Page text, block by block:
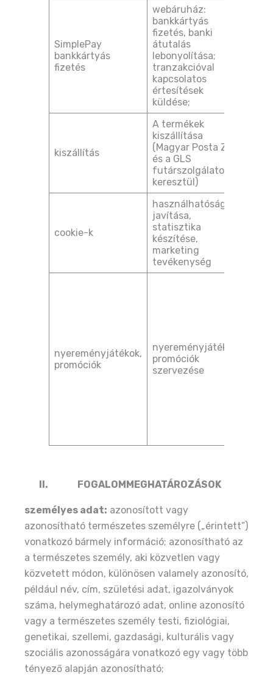
SimplePay
bankkártyás
fizetés
webáruház:
bankkártyás
fizetés, banki
átutalás
lebonyolítása;
tranzakcióval
kapcsolatos
értesítések
küldése;
kiszállítás
A termékek
kiszállítása
(Magyar Posta Zrt.
és a GLS
futárszolgálaton
keresztül)
cookie-k
használhatóság
javítása,
statisztika
készítése,
marketing
tevékenység
nyereményjátékok,
promóciók
nyereményjátékok,
promóciók
szervezése
II. FOGALOMMEGHATÁROZÁSOK
személyes adat: azonosított vagy
azonosítható természetes személyre („érintett”)
vonatkozó bármely információ; azonosítható az
a természetes személy, aki közvetlen vagy
közvetett módon, különösen valamely azonosító,
például név, cím, születési adat, igazolványok
száma, helymeghatározó adat, online azonosító
vagy a természetes személy testi, fiziológiai,
genetikai, szellemi, gazdasági, kulturális vagy
szociális azonosságára vonatkozó egy vagy több
tényező alapján azonosítható;